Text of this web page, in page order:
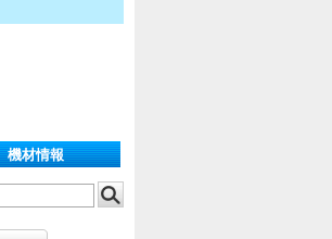
機材情報